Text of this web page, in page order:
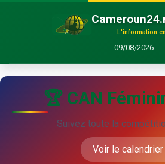
L'information
09/08/2026
🏆 CAN
Suivez toute la
Voir le